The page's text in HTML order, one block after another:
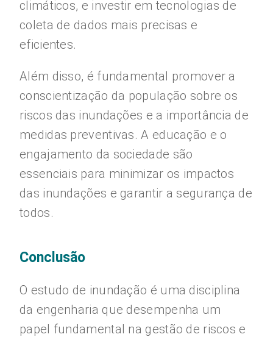
climáticos, e investir em tecnologias de
coleta de dados mais precisas e
eficientes.
Além disso, é fundamental promover a
conscientização da população sobre os
riscos das inundações e a importância de
medidas preventivas. A educação e o
engajamento da sociedade são
essenciais para minimizar os impactos
das inundações e garantir a segurança de
todos.
Conclusão
O estudo de inundação é uma disciplina
da engenharia que desempenha um
papel fundamental na gestão de riscos e